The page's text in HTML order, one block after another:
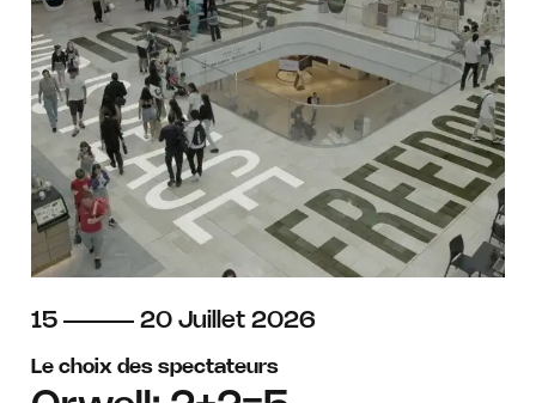
du
15 au
20 juillet
Juillet 2026
Le choix des spectateurs